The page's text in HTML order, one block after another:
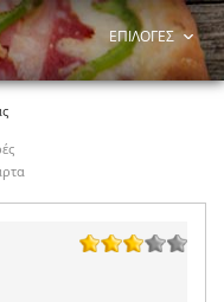
ΕΠΙΛΟΓΕΣ